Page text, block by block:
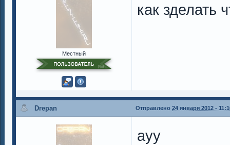
Местный
как зделать
Drepan Отправлено 24 января 2012 -
ауу